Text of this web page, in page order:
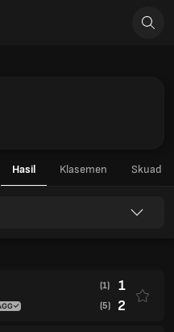
Hasil Klasemen Skuad
(1) 1
(5) 2